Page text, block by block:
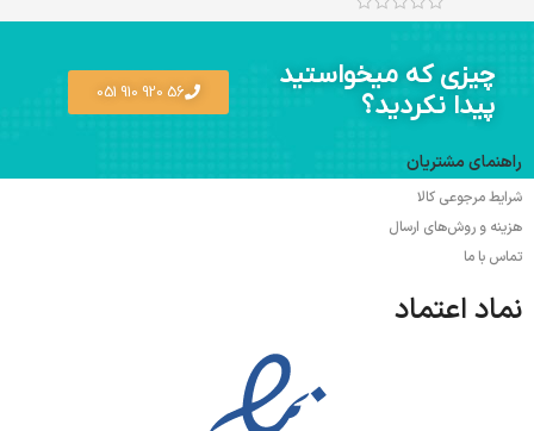
چیزی که میخواستید
پیدا نکردید؟
56 920 910 051
راهنمای مشتریان
شرایط مرجوعی کالا
هزینه و روش‌های ارسال
تماس با ما
نماد اعتماد